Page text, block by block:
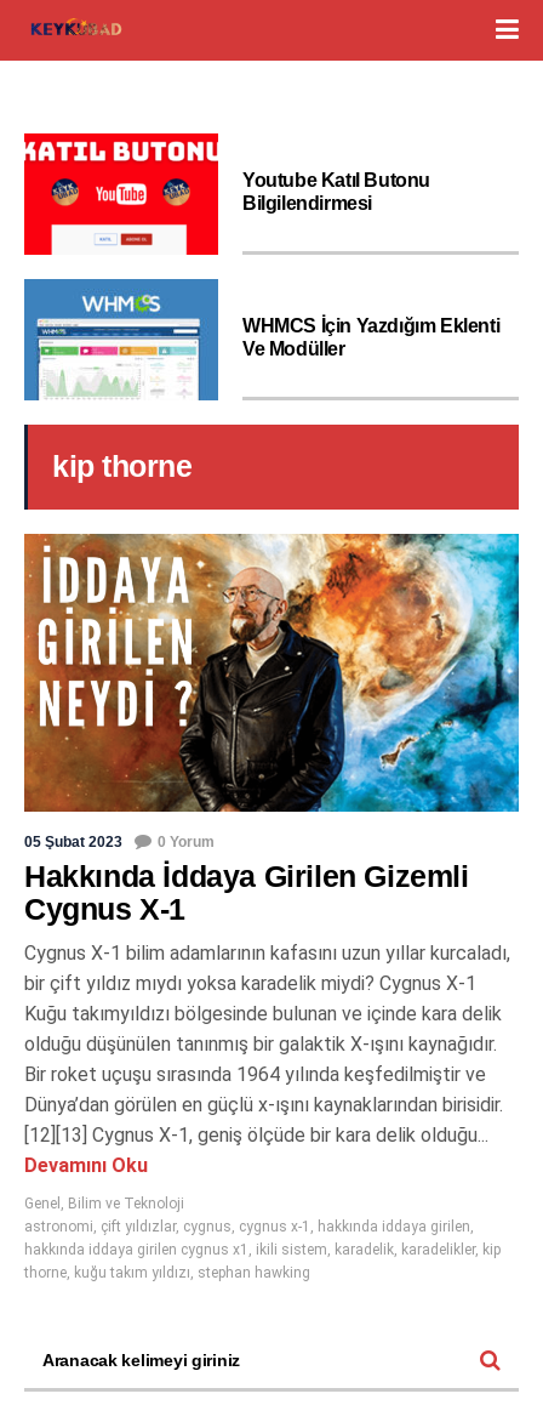
Youtube Katıl Butonu
Bilgilendirmesi
WHMCS İçin Yazdığım Eklenti
Ve Modüller
kip thorne
05 Şubat 2023 0 Yorum
Hakkında İddaya Girilen Gizemli
Cygnus X-1
Cygnus X-1 bilim adamlarının kafasını uzun yıllar kurcaladı,
bir çift yıldız mıydı yoksa karadelik miydi? Cygnus X-1
Kuğu takımyıldızı bölgesinde bulunan ve içinde kara delik
olduğu düşünülen tanınmış bir galaktik X-ışını kaynağıdır.
Bir roket uçuşu sırasında 1964 yılında keşfedilmiştir ve
Dünya’dan görülen en güçlü x-ışını kaynaklarından birisidir.
[12][13] Cygnus X-1, geniş ölçüde bir kara delik olduğu...
Devamını Oku
Genel , Bilim ve Teknoloji
astronomi, çift yıldızlar, cygnus, cygnus x-1 , hakkında iddaya girilen,
hakkında iddaya girilen cygnus x1 , ikili sistem, karadelik, karadelikler, kip
thorne, kuğu takım yıldızı, stephan hawking